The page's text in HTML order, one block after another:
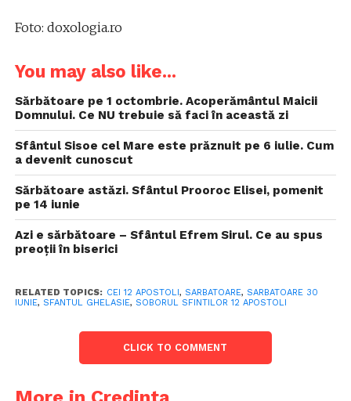
Foto: doxologia.ro
You may also like...
Sărbătoare pe 1 octombrie. Acoperământul Maicii
Domnului. Ce NU trebuie să faci în această zi
Sfântul Sisoe cel Mare este prăznuit pe 6 iulie. Cum
a devenit cunoscut
Sărbătoare astăzi. Sfântul Prooroc Elisei, pomenit
pe 14 iunie
Azi e sărbătoare – Sfântul Efrem Sirul. Ce au spus
preoții în biserici
RELATED TOPICS: CEI 12 APOSTOLI, SARBATOARE, SARBATOARE 30
IUNIE, SFANTUL GHELASIE, SOBORUL SFINTILOR 12 APOSTOLI
CLICK TO COMMENT